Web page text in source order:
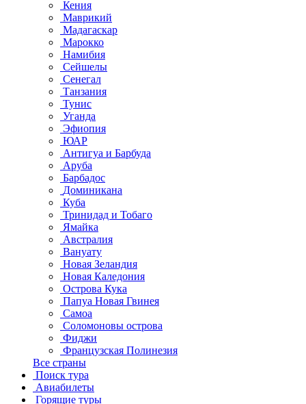
Кения
Маврикий
Мадагаскар
Марокко
Намибия
Сейшелы
Сенегал
Танзания
Тунис
Уганда
Эфиопия
ЮАР
Антигуа и Барбуда
Аруба
Барбадос
Доминикана
Куба
Тринидад и Тобаго
Ямайка
Австралия
Вануату
Новая Зеландия
Новая Каледония
Острова Кука
Папуа Новая Гвинея
Самоа
Соломоновы острова
Фиджи
Французская Полинезия
Все страны
Поиск тура
Авиабилеты
Горящие туры